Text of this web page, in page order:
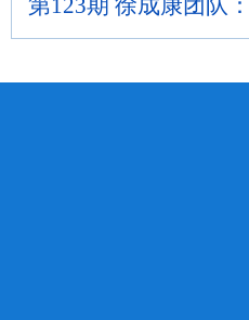
第123期 徐成康团队